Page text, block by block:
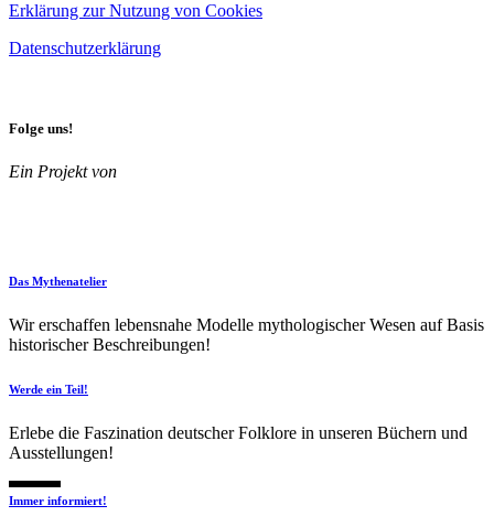
Erklärung zur Nutzung von Cookies
Datenschutzerklärung
Folge uns!
Ein Projekt von
Das Mythenatelier
Wir erschaffen lebensnahe Modelle mythologischer Wesen auf Basis
historischer Beschreibungen!
Werde ein Teil!
Erlebe die Faszination deutscher Folklore in unseren Büchern und
Ausstellungen!
Immer informiert!